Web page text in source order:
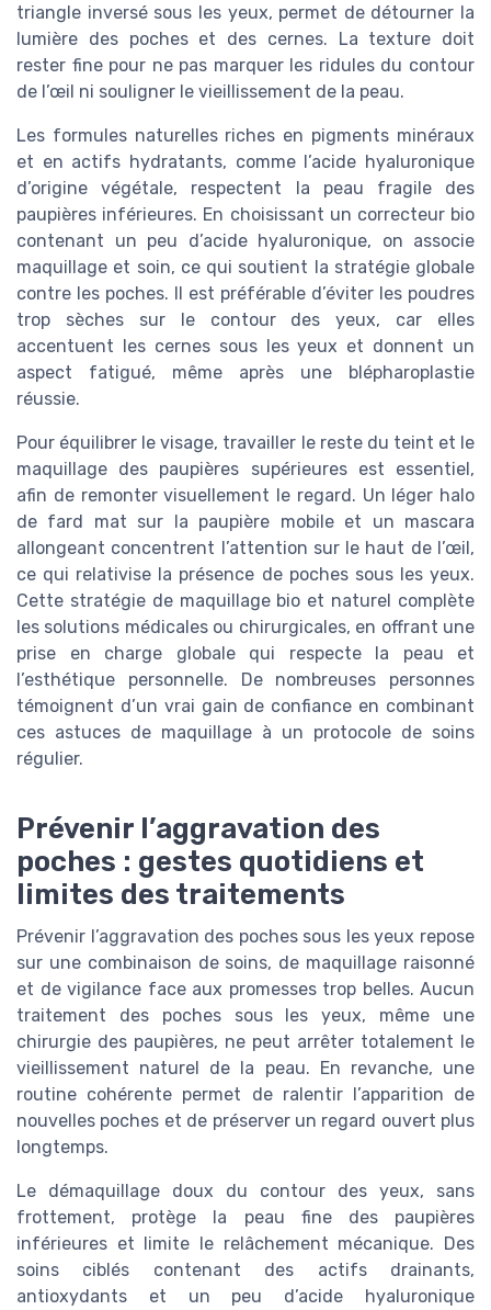
triangle inversé sous les yeux, permet de détourner la
lumière des poches et des cernes. La texture doit
rester fine pour ne pas marquer les ridules du contour
de l’œil ni souligner le vieillissement de la peau.
Les formules naturelles riches en pigments minéraux
et en actifs hydratants, comme l’acide hyaluronique
d’origine végétale, respectent la peau fragile des
paupières inférieures. En choisissant un correcteur bio
contenant un peu d’acide hyaluronique, on associe
maquillage et soin, ce qui soutient la stratégie globale
contre les poches. Il est préférable d’éviter les poudres
trop sèches sur le contour des yeux, car elles
accentuent les cernes sous les yeux et donnent un
aspect fatigué, même après une blépharoplastie
réussie.
Pour équilibrer le visage, travailler le reste du teint et le
maquillage des paupières supérieures est essentiel,
afin de remonter visuellement le regard. Un léger halo
de fard mat sur la paupière mobile et un mascara
allongeant concentrent l’attention sur le haut de l’œil,
ce qui relativise la présence de poches sous les yeux.
Cette stratégie de maquillage bio et naturel complète
les solutions médicales ou chirurgicales, en offrant une
prise en charge globale qui respecte la peau et
l’esthétique personnelle. De nombreuses personnes
témoignent d’un vrai gain de confiance en combinant
ces astuces de maquillage à un protocole de soins
régulier.
Prévenir l’aggravation des
poches : gestes quotidiens et
limites des traitements
Prévenir l’aggravation des poches sous les yeux repose
sur une combinaison de soins, de maquillage raisonné
et de vigilance face aux promesses trop belles. Aucun
traitement des poches sous les yeux, même une
chirurgie des paupières, ne peut arrêter totalement le
vieillissement naturel de la peau. En revanche, une
routine cohérente permet de ralentir l’apparition de
nouvelles poches et de préserver un regard ouvert plus
longtemps.
Le démaquillage doux du contour des yeux, sans
frottement, protège la peau fine des paupières
inférieures et limite le relâchement mécanique. Des
soins ciblés contenant des actifs drainants,
antioxydants et un peu d’acide hyaluronique